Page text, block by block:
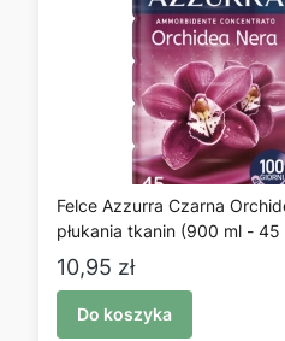
Felce Azzurra Czarna
płukania tkanin (900 ml - 45
Cena
10,95 zł
Do koszyka